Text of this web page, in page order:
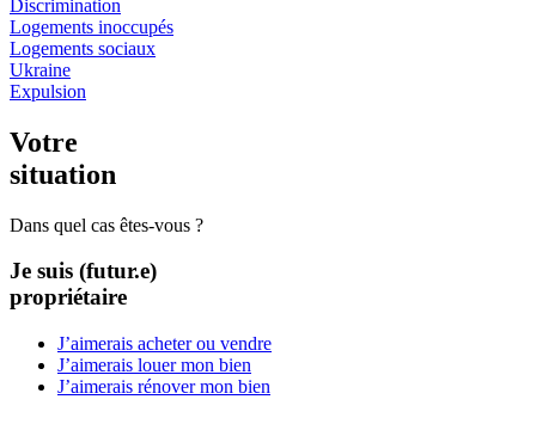
Discrimination
Logements inoccupés
Logements sociaux
Ukraine
Expulsion
Votre
situation
Dans quel cas êtes-vous ?
Je suis (futur.e)
propriétaire
J’aimerais acheter ou vendre​
J’aimerais louer mon bien​
J’aimerais rénover mon bien​